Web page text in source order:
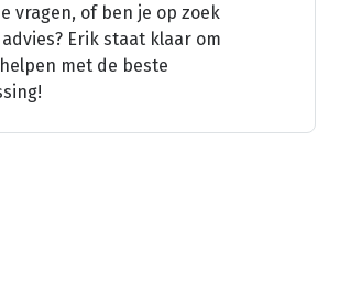
vragen, of ben je op zoek
Erik staat klaar om
met de beste